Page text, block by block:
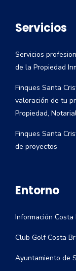
Servicios
Servicios
de la Propiedad
Finques Santa
valoración de tu
Propiedad,
Finques Santa
de proyectos
Entorno
Información Costa
Club Golf Costa
Ayuntamiento de